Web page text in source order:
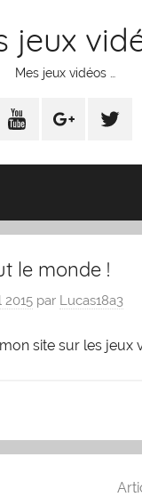
jeux
Mes jeux vidéos …
YoutubeGoogle+Twitter
le monde !
2015 par Lucas18a3
site sur les jeux